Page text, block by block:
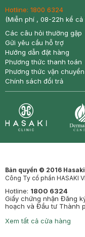
Hotline: 1800 6324
(Miễn phí , 08-22h kể cả
Các câu hỏi thường gặp
Gửi yêu cầu hỗ trợ
Hướng dẫn đặt hàng
Phương thức thanh toán
Phương thức vận chuyển
Chính sách đổi trả
Bản quyền © 2016
Công Ty cổ phần HASAKI
Hotline: 1800 6324
Giấy chứng nhận Đăng
hoạch và Đầu tư Thành
Xem tất cả cửa hàng